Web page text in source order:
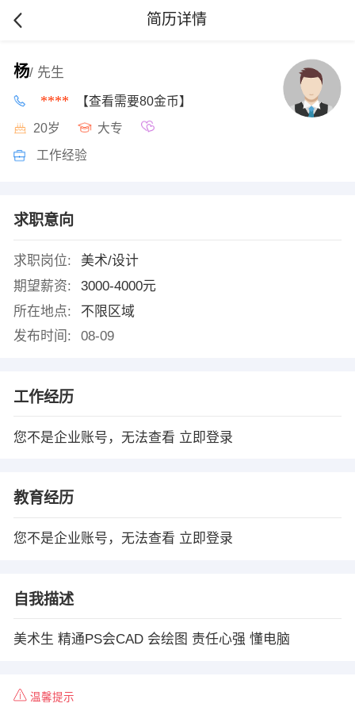
简历详情
杨/ 先生
**** 【查看需要80金币】
20岁 大专
工作经验
求职意向
求职岗位:
美术/设计
期望薪资:
3000-4000元
所在地点:
不限区域
发布时间:
08-09
工作经历
您不是企业账号，无法查看 立即登录
教育经历
您不是企业账号，无法查看 立即登录
自我描述
美术生 精通PS会CAD 会绘图 责任心强 懂电脑
温馨提示